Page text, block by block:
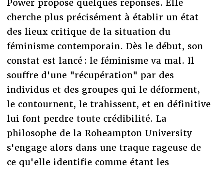
Power propose quelques réponses. Elle
cherche plus précisément à établir un état
des lieux critique de la situation du
féminisme contemporain. Dès le début, son
constat est lancé : le féminisme va mal. Il
souffre d'une "récupération" par des
individus et des groupes qui le déforment,
le contournent, le trahissent, et en définitive
lui font perdre toute crédibilité. La
philosophe de la Roheampton University
s'engage alors dans une traque rageuse de
ce qu'elle identifie comme étant les